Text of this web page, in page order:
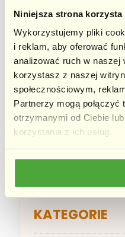
Niniejsza strona
Wykorzystujemy pliki
i reklam, aby oferować
analizować ruch w naszej
korzystasz z naszej
społecznościowym,
Partnerzy mogą
otrzymanymi od Ciebie
korzystania z ich usług.
2 łyżki jogurtu
Najpierw trzeba
sokiem, dopiero
Smacznego!
Właściwości
KATEGORIE